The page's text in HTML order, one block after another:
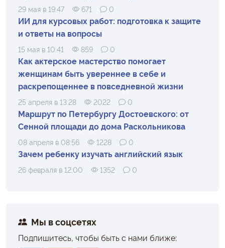
29 мая в 19:47 671 0
ИИ для курсовых работ: подготовка к защите
и ответы на вопросы
15 мая в 10:41 859 0
Как актерское мастерство помогает
женщинам быть увереннее в себе и
раскрепощеннее в повседневной жизни
25 апреля в 13:28 2022 0
Маршрут по Петербургу Достоевского: от
Сенной площади до дома Раскольникова
08 апреля в 08:56 1228 0
Зачем ребенку изучать английский язык
26 февраля в 12:00 1352 0
Мы в соцсетях
Подпишитесь, чтобы быть с нами ближе: